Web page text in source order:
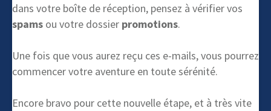
dans votre boîte de réception, pensez à vérifier vos
spams ou votre dossier promotions.
Une fois que vous aurez reçu ces e-mails, vous pourrez
commencer votre aventure en toute sérénité.
Encore bravo pour cette nouvelle étape, et à très vite